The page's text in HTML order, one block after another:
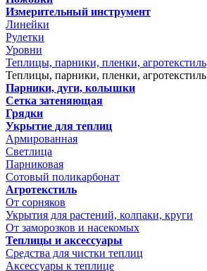
Измерительный инструмент
Линейки
Рулетки
Уровни
Теплицы, парники, пленки, агротекстиль
Теплицы, парники, пленки, агротекстиль
Парники, дуги, колышки
Сетка затеняющая
Грядки
Укрытие для теплиц
Армированная
Светлица
Парниковая
Сотовый поликарбонат
Агротекстиль
От сорняков
Укрытия для растений, колпаки, круги
От заморозков и насекомых
Теплицы и аксессуары
Средства для чистки теплиц
Аксессуары к теплице